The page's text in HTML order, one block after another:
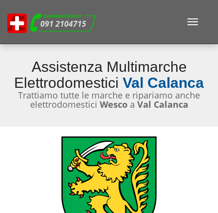
Assistenza Tecnica
091 2104715
Toggle
Assistenza Multimarche
Elettrodomestici Val Calanca
Trattiamo tutte le marche e ripariamo anche
elettrodomestici Wescoa Val Calanca